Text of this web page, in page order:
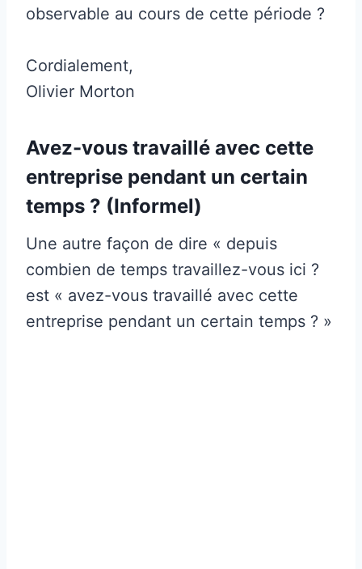
observable au cours de cette période ?
Cordialement,
Olivier Morton
Avez-vous travaillé avec cette
entreprise pendant un certain
temps ? (Informel)
Une autre façon de dire « depuis
combien de temps travaillez-vous ici ?
est « avez-vous travaillé avec cette
entreprise pendant un certain temps ? »